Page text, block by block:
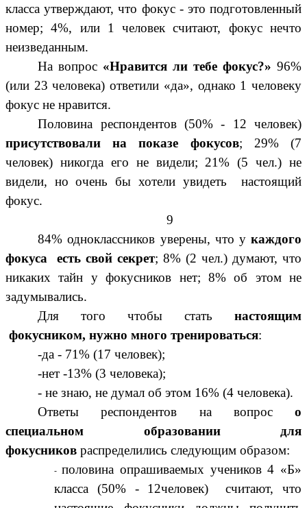
класса утверждают, что фокус - это подготовленный
номер; 4%, или 1 человек считают, фокус нечто
неизведанным.
На вопрос «Нравится ли тебе фокус?» 96%
(или 23 человека) ответили «да», однако 1 человеку
фокус не нравится.
Половина респондентов (50% - 12 человек)
присутствовали на показе фокусов; 29% (7
человек) никогда его не видели; 21% (5 чел.) не
видели, но очень бы хотели увидеть настоящий
фокус.
9
84% одноклассников уверены, что у каждого
фокуса есть свой секрет; 8% (2 чел.) думают, что
никаких тайн у фокусников нет; 8% об этом не
задумывались.
Для того чтобы стать настоящим
фокусником, нужно много тренироваться:
-да - 71% (17 человек);
-нет -13% (3 человека);
- не знаю, не думал об этом 16% (4 человека).
Ответы респондентов на вопрос о
специальном образовании для
фокусников распределились следующим образом:
половина опрашиваемых учеников 4 «Б»
класса (50% - 12человек) считают, что